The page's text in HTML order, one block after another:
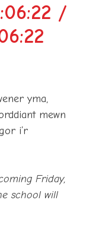
/
yma,
mewn
i’r
Friday,
school will